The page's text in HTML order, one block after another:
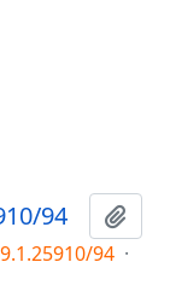
94
94 ·